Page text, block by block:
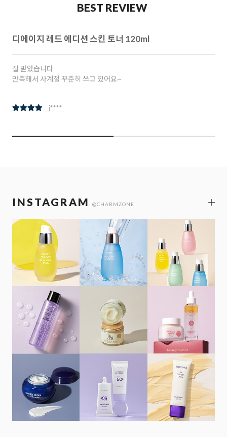
BEST REVIEW
디에이지 레드 에디션 스킨 토너 120ml
잘 받았습니다
만족해서 사계절 꾸준히 쓰고 있어요~
j****
INSTAGRAM @CHARMZONE